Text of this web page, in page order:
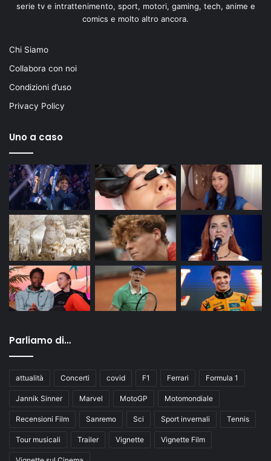
serie tv e intrattenimento, sport, motori, gaming, tech, anime e
comics e molto altro ancora.
Chi Siamo
Collabora con noi
Condizioni d’uso
Privacy Policy
Uno a caso
Parliamo di…
attualità Concerti covid F1 Ferrari Formula 1
Jannik Sinner Marvel MotoGP Motomondiale
Recensioni Film Sanremo Sci Sport invernali Tennis
Tour musicali Trailer Vignette Vignette Film